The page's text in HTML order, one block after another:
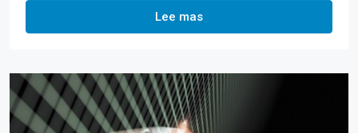
Lee mas